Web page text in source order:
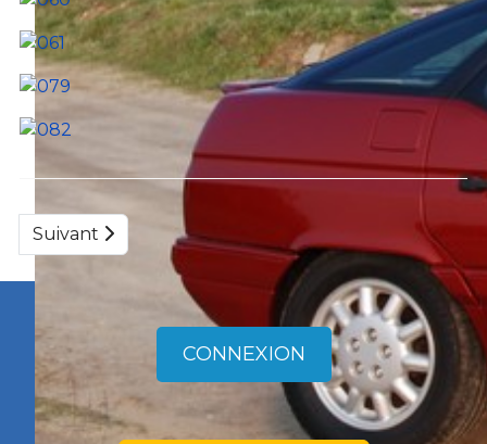
Suivant
CONNEXION